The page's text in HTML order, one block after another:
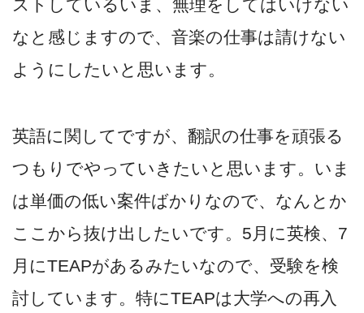
ストしているいま、無理をしてはいけない
なと感じますので、音楽の仕事は請けない
ようにしたいと思います。
英語に関してですが、翻訳の仕事を頑張る
つもりでやっていきたいと思います。いま
は単価の低い案件ばかりなので、なんとか
ここから抜け出したいです。5月に英検、7
月にTEAPがあるみたいなので、受験を検
討しています。特にTEAPは大学への再入